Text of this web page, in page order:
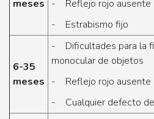
meses - Reflejo rojo ausente
- Estrabismo fijo
6-35
meses
- Dificultades para la
monocular de objetos
- Reflejo rojo ausente
- Cualquier defecto de